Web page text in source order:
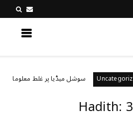
سوشل میڈیا پر غلط معلومات کیسے
Hadith: